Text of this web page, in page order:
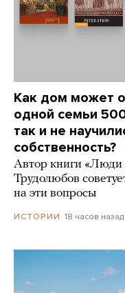
Как дом может
одной семьи
так и не
собственность?
Автор книги
Трудолюбов
на эти вопросы
ИСТОРИИ 18 часов назад